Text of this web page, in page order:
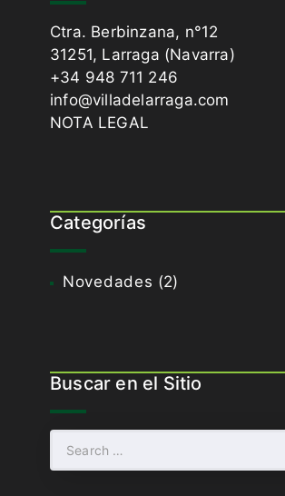
Ctra. Berbinzana, n°12
31251, Larraga (Navarra)
+34 948 711 246
info@villadelarraga.com
NOTA LEGAL
Categorías
Novedades (2)
Buscar en el Sitio